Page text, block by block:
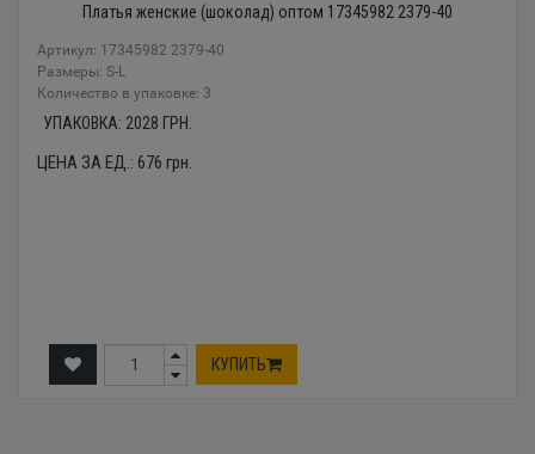
Платья женские (шоколад) оптом 17345982 2379-40
Артикул: 17345982 2379-40
Размеры: S-L
Количество в упаковке: 3
УПАКОВКА: 2028 ГРН.
ЦЕНА ЗА ЕД.: 676 грн.
КУПИТЬ